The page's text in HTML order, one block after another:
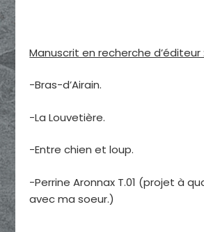
Manuscrit en recherche d’éditeur :
-Bras-d’Airain.
-La Louvetière.
-Entre chien et loup.
-Perrine Aronnax T.01 (projet à
avec ma soeur.)